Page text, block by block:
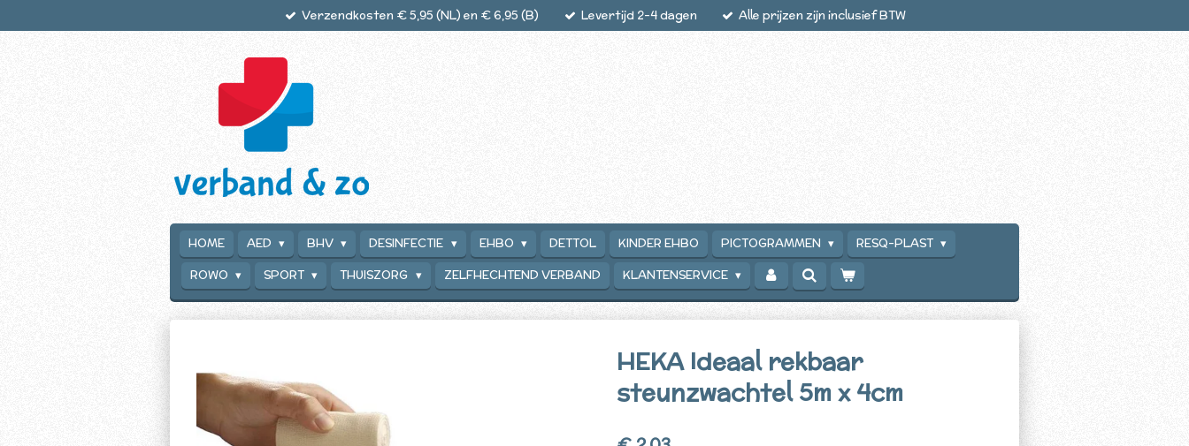
Verzendkosten € 5,95 (NL) en € 6,95 (B) Levertijd 2-4 dagen Alle prijzen zijn inclusief BTW
HOME AED BHV DESINFECTIE EHBO DETTOL KINDER EHBO PICTOGRAMMEN
RESQ-PLAST
ROWO
SPORT THUISZORG ZELFHECHTEND VERBAND KLANTENSERVICE
HEKA Ideaal rekbaar
steunzwachtel 5m x 4cm